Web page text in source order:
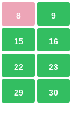
8 9
15 16
22 23
29 30